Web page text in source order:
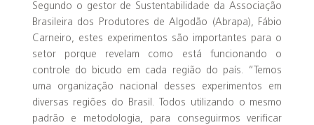
Segundo o gestor de Sustentabilidade da Associação
Brasileira dos Produtores de Algodão (Abrapa), Fábio
Carneiro, estes experimentos são importantes para o
setor porque revelam como está funcionando o
controle do bicudo em cada região do país. “Temos
uma organização nacional desses experimentos em
diversas regiões do Brasil. Todos utilizando o mesmo
padrão e metodologia, para conseguirmos verificar